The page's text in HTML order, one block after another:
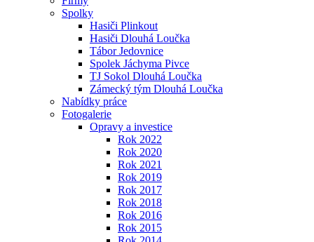
Spolky
Hasiči Plinkout
Hasiči Dlouhá Loučka
Tábor Jedovnice
Spolek Jáchyma Pivce
TJ Sokol Dlouhá Loučka
Zámecký tým Dlouhá Loučka
Nabídky práce
Fotogalerie
Opravy a investice
Rok 2022
Rok 2020
Rok 2021
Rok 2019
Rok 2017
Rok 2018
Rok 2016
Rok 2015